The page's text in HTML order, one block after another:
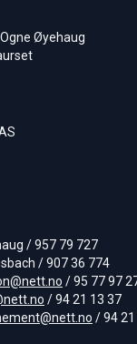
Ogne Øyehaug
/ 957 79 727
/ 907 36 774
/ 95 77 97
/ 94 21 13 37
/ 94